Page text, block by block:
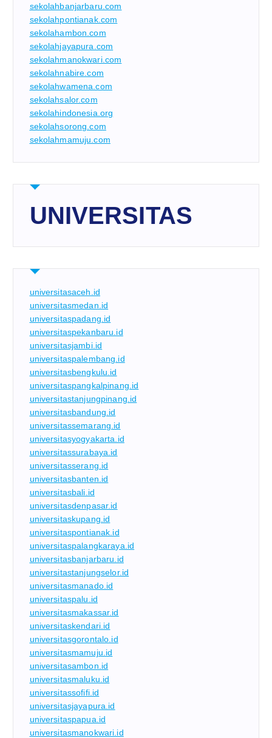
sekolahbanjarbaru.com
sekolahpontianak.com
sekolahambon.com
sekolahjayapura.com
sekolahmanokwari.com
sekolahnabire.com
sekolahwamena.com
sekolahsalor.com
sekolahindonesia.org
sekolahsorong.com
sekolahmamuju.com
UNIVERSITAS
universitasaceh.id
universitasmedan.id
universitaspadang.id
universitaspekanbaru.id
universitasjambi.id
universitaspalembang.id
universitasbengkulu.id
universitaspangkalpinang.id
universitastanjungpinang.id
universitasbandung.id
universitassemarang.id
universitasyogyakarta.id
universitassurabaya.id
universitasserang.id
universitasbanten.id
universitasbali.id
universitasdenpasar.id
universitaskupang.id
universitaspontianak.id
universitaspalangkaraya.id
universitasbanjarbaru.id
universitastanjungselor.id
universitasmanado.id
universitaspalu.id
universitasmakassar.id
universitaskendari.id
universitasgorontalo.id
universitasmamuju.id
universitasambon.id
universitasmaluku.id
universitassofifi.id
universitasjayapura.id
universitaspapua.id
universitasmanokwari.id